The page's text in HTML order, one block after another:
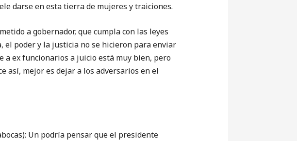
darse en esta tierra de mujeres y traiciones.
a gobernador, que cumpla con las leyes
el poder y la justicia no se hicieron para enviar
a ex funcionarios a juicio está muy bien, pero
así, mejor es dejar a los adversarios en el
Un podría pensar que el presidente